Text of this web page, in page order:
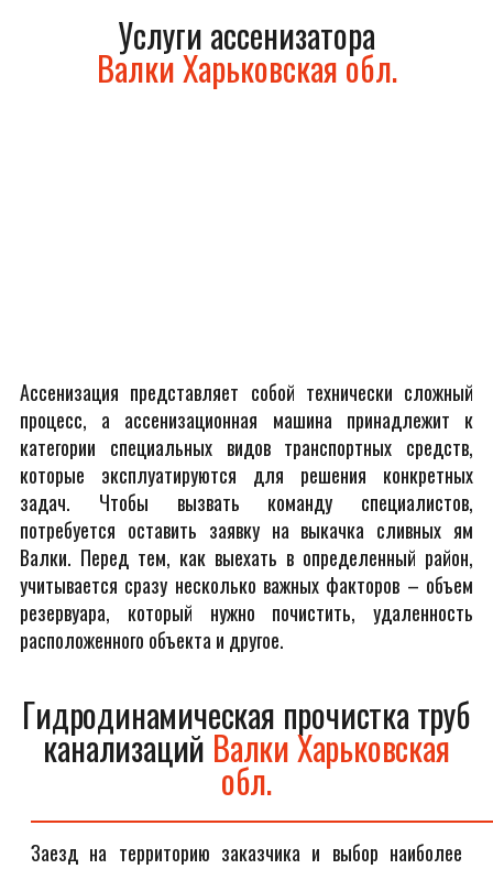
Услуги ассенизатора
Валки Харьковская обл.
Ассенизация представляет собой технически сложный
процесс, а ассенизационная машина принадлежит к
категории специальных видов транспортных средств,
которые эксплуатируются для решения конкретных
задач. Чтобы вызвать команду специалистов,
потребуется оставить заявку на выкачка сливных ям
Валки. Перед тем, как выехать в определенный район,
учитывается сразу несколько важных факторов – объем
резервуара, который нужно почистить, удаленность
расположенного объекта и другое.
Гидродинамическая прочистка труб
канализаций Валки Харьковская
обл.
Заезд на территорию заказчика и выбор наиболее